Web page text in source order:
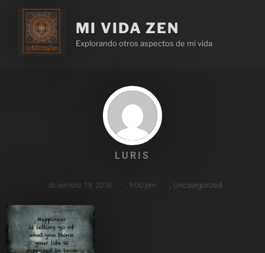
MI VIDA ZEN
Explorando otros aspectos de mi vida
LURIS
diciembre 19, 2016 9:00 pm Uncategorized